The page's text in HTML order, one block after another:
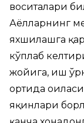
воситалари
Аёлларнинг
яхшилашга
кўплаб
жойига, иш
ортида
яқинлари